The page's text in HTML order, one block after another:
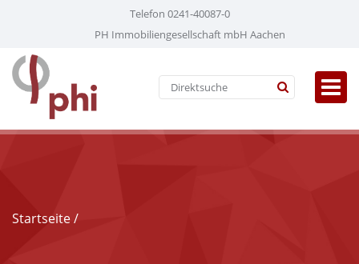
Telefon 0241-40087-0
PH Immobiliengesellschaft mbH Aachen
Startseite/